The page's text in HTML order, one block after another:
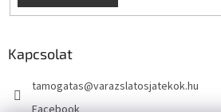
Kapcsolat
tamogatas@varazslatosjatekok.hu